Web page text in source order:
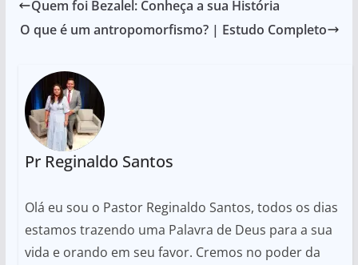
Quem foi Bezalel: Conheça a sua História
O que é um antropomorfismo? | Estudo Completo
Pr Reginaldo Santos
Olá eu sou o Pastor Reginaldo Santos, todos os dias
estamos trazendo uma Palavra de Deus para a sua
vida e orando em seu favor. Cremos no poder da